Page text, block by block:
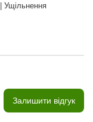
Ущільнення
Залишити відгук